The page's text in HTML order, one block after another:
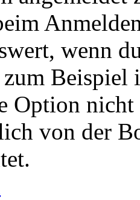
wenn
Beispiel
Option
von der